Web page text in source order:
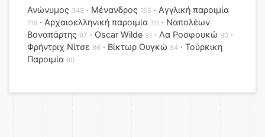
Ανώνυμος 348 Μένανδρος 155 Αγγλική παροιμία
116 Αρχαιοελληνική παροιμία 111
Ναπολέων
Βοναπάρτης 97 Oscar Wilde 91 Λα Ροσφουκώ 90
Φρήντριχ Νίτσε 86 Βίκτωρ Ουγκώ 84
Τούρκικη
Παροιμία 80